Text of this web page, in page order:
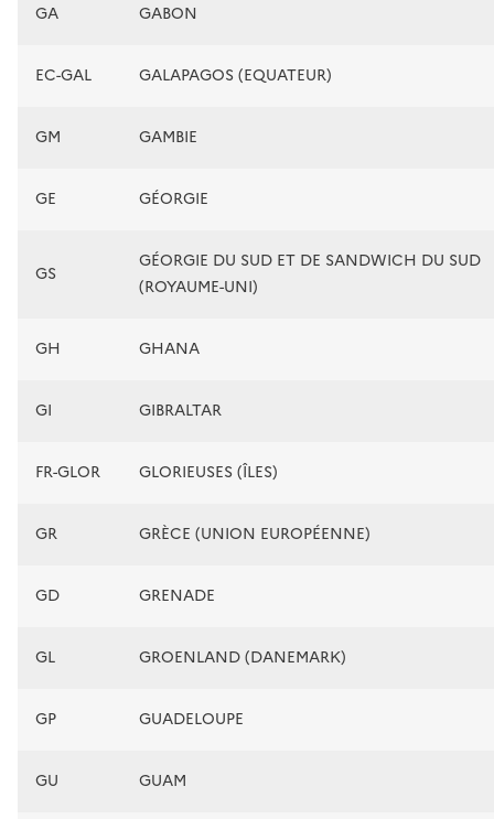
GA GABON
EC-GAL GALAPAGOS (EQUATEUR)
GM GAMBIE
GE GÉORGIE
GS
GÉORGIE DU SUD ET DE SANDWICH DU SUD
(ROYAUME-UNI)
GH GHANA
GI GIBRALTAR
FR-GLOR GLORIEUSES (ÎLES)
GR GRÈCE (UNION EUROPÉENNE)
GD GRENADE
GL GROENLAND (DANEMARK)
GP GUADELOUPE
GU GUAM